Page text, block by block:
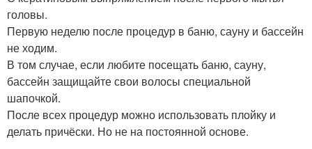
головы.
Первую неделю после процедур в баню, сауну и бассейн
не ходим.
В том случае, если любите посещать баню, сауну,
бассейн защищайте свои волосы специальной
шапочкой.
После всех процедур можно использовать плойку и
делать причёски. Но не на постоянной основе.